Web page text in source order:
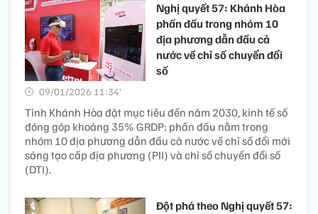
Nghị quyết 57: Khánh Hòa
phấn đấu trong nhóm 10
địa phương dẫn đầu cả
nước về chỉ số chuyển đổi
số
09/01/2026 11:34’
Tỉnh Khánh Hòa đặt mục tiêu đến năm 2030, kinh tế số
đóng góp khoảng 35% GRDP; phấn đấu nằm trong
nhóm 10 địa phương dẫn đầu cả nước về chỉ số đổi mới
sáng tạo cấp địa phương (PII) và chỉ số chuyển đổi số
(DTI).
Đột phá theo Nghị quyết 57: